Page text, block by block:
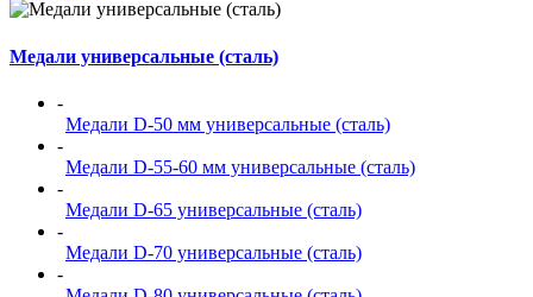
Медали универсальные (сталь)
-
Медали D-50 мм универсальные (сталь)
-
Медали D-55-60 мм универсальные (сталь)
-
Медали D-65 универсальные (сталь)
-
Медали D-70 универсальные (сталь)
-